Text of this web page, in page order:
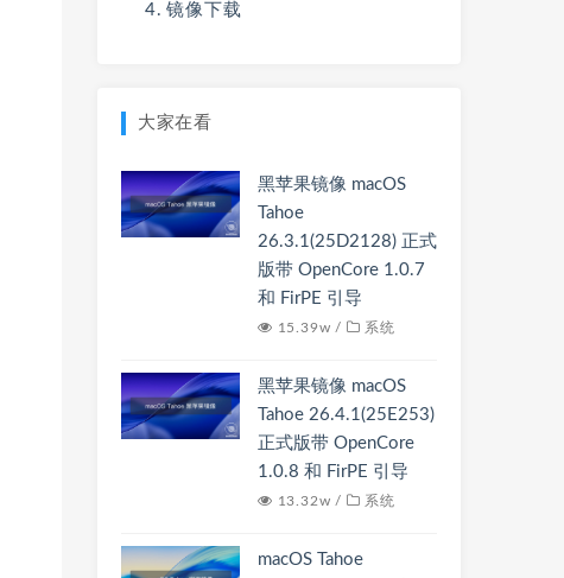
镜像下载
大家在看
黑苹果镜像 macOS
Tahoe
26.3.1(25D2128) 正式
版带 OpenCore 1.0.7
和 FirPE 引导
15.39w / 系统
黑苹果镜像 macOS
Tahoe 26.4.1(25E253)
正式版带 OpenCore
1.0.8 和 FirPE 引导
13.32w / 系统
macOS Tahoe